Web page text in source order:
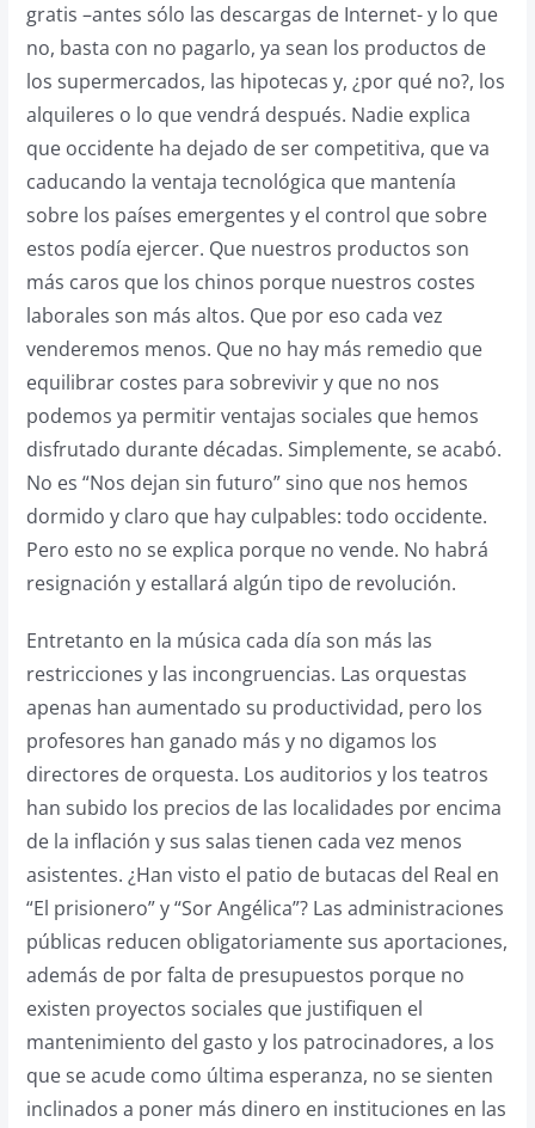
gratis –antes sólo las descargas de Internet- y lo que
no, basta con no pagarlo, ya sean los productos de
los supermercados, las hipotecas y, ¿por qué no?, los
alquileres o lo que vendrá después. Nadie explica
que occidente ha dejado de ser competitiva, que va
caducando la ventaja tecnológica que mantenía
sobre los países emergentes y el control que sobre
estos podía ejercer. Que nuestros productos son
más caros que los chinos porque nuestros costes
laborales son más altos. Que por eso cada vez
venderemos menos. Que no hay más remedio que
equilibrar costes para sobrevivir y que no nos
podemos ya permitir ventajas sociales que hemos
disfrutado durante décadas. Simplemente, se acabó.
No es “Nos dejan sin futuro” sino que nos hemos
dormido y claro que hay culpables: todo occidente.
Pero esto no se explica porque no vende. No habrá
resignación y estallará algún tipo de revolución.
Entretanto en la música cada día son más las
restricciones y las incongruencias. Las orquestas
apenas han aumentado su productividad, pero los
profesores han ganado más y no digamos los
directores de orquesta. Los auditorios y los teatros
han subido los precios de las localidades por encima
de la inflación y sus salas tienen cada vez menos
asistentes. ¿Han visto el patio de butacas del Real en
“El prisionero” y “Sor Angélica”? Las administraciones
públicas reducen obligatoriamente sus aportaciones,
además de por falta de presupuestos porque no
existen proyectos sociales que justifiquen el
mantenimiento del gasto y los patrocinadores, a los
que se acude como última esperanza, no se sienten
inclinados a poner más dinero en instituciones en las